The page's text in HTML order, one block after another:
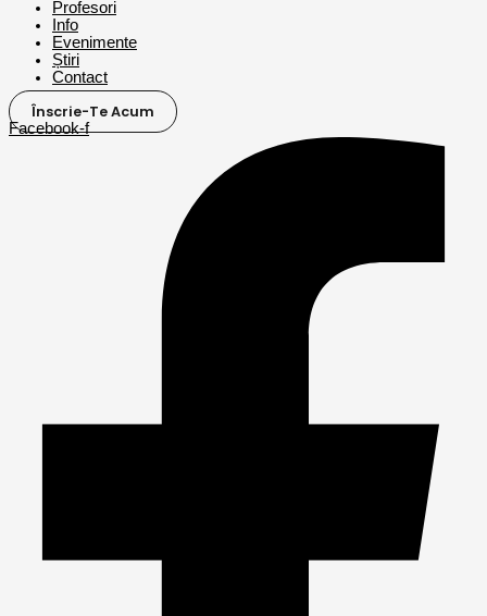
Profesori
Info
Evenimente
Știri
Contact
Înscrie-Te Acum
Facebook-f